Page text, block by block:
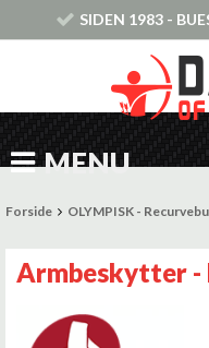
SIDEN 1983 -
MENU
Forside OLYMPISK -
Armbeskytter